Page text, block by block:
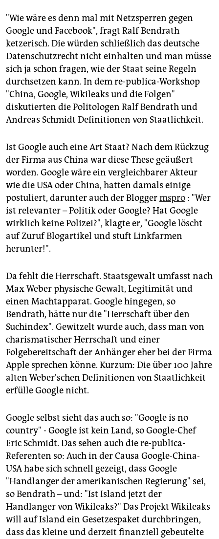
fragen & hilfe
unterstützen
abo
genossenschaft
epaper login
"Wie wäre es denn mal mit Netzsperren gegen
Google und Facebook", fragt Ralf Bendrath
ketzerisch. Die würden schließlich das deutsche
Datenschutzrecht nicht einhalten und man müsse
sich ja schon fragen, wie der Staat seine Regeln
durchsetzen kann. In dem re-publica-Workshop
"China, Google, Wikileaks und die Folgen"
diskutierten die Politologen Ralf Bendrath und
Andreas Schmidt Definitionen von Staatlichkeit.
Ist Google auch eine Art Staat? Nach dem Rückzug
der Firma aus China war diese These geäußert
worden. Google wäre ein vergleichbarer Akteur
wie die USA oder China, hatten damals einige
postuliert, darunter auch der Bloggermspro : "Wer
ist relevanter – Politik oder Google? Hat Google
wirklich keine Polizei?", klagte er, "Google löscht
auf Zuruf Blogartikel und stuft Linkfarmen
herunter!".
Da fehlt die Herrschaft. Staatsgewalt umfasst nach
Max Weber physische Gewalt, Legitimität und
einen Machtapparat. Google hingegen, so
Bendrath, hätte nur die "Herrschaft über den
Suchindex". Gewitzelt wurde auch, dass man von
charismatischer Herrschaft und einer
Folgebereitschaft der Anhänger eher bei der Firma
Apple sprechen könne. Kurzum: Die über 100 Jahre
alten Weber'schen Definitionen von Staatlichkeit
erfülle Google nicht.
Google selbst sieht das auch so: "Google is no
country" - Google ist kein Land, so Google-Chef
Eric Schmidt. Das sehen auch die re-publica-
Referenten so: Auch in der Causa Google-China-
USA habe sich schnell gezeigt, dass Google
"Handlanger der amerikanischen Regierung" sei,
so Bendrath – und: "Ist Island jetzt der
Handlanger von Wikileaks?" Das Projekt Wikileaks
will auf Island ein Gesetzespaket durchbringen,
dass das kleine und derzeit finanziell gebeutelte